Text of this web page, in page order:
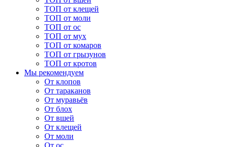
ТОП от клещей
ТОП от моли
ТОП от ос
ТОП от мух
ТОП от комаров
ТОП от грызунов
ТОП от кротов
Мы рекомендуем
От клопов
От тараканов
От муравьёв
От блох
От вшей
От клещей
От моли
От ос